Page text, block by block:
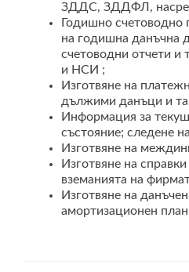
ЗДДС, ЗДДФЛ,
Годишно счетоводно
на годишна данъчна
счетоводни отчети и
и НСИ ;
Изготвяне на
дължими данъци и
Информация за
състояние; следене
Изготвяне на
Изготвяне на
вземанията на
Изготвяне на
амортизационен